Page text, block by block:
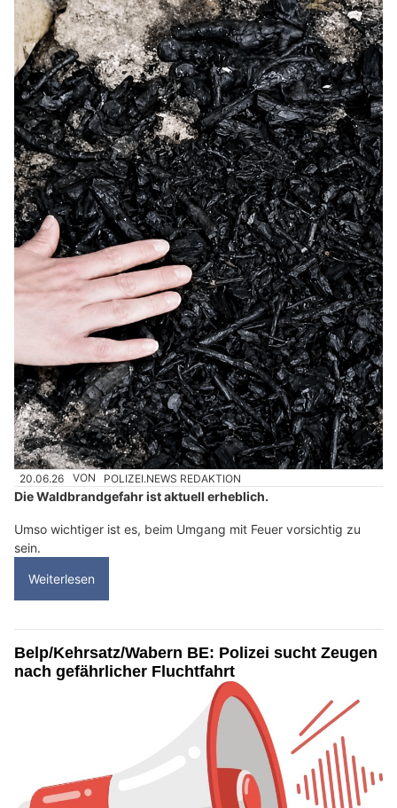
20.06.26 VON POLIZEI.NEWS REDAKTION
Die Waldbrandgefahr ist aktuell erheblich.
Umso wichtiger ist es, beim Umgang mit Feuer vorsichtig zu
sein.
Weiterlesen
Belp/Kehrsatz/Wabern BE: Polizei sucht Zeugen
nach gefährlicher Fluchtfahrt